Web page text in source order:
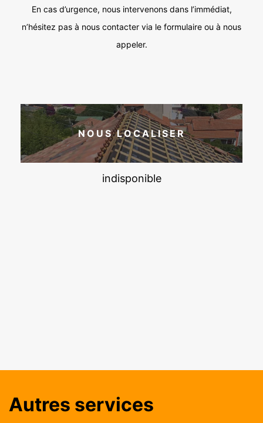
En cas d’urgence, nous intervenons dans l’immédiat,
n’hésitez pas à nous contacter via le formulaire ou à nous
appeler.
NOUS LOCALISER
indisponible
Autres services